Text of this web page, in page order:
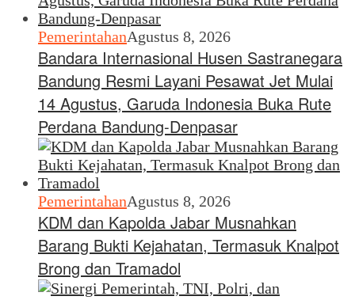
PemerintahanAgustus 8, 2026
Bandara Internasional Husen Sastranegara
Bandung Resmi Layani Pesawat Jet Mulai
14 Agustus, Garuda Indonesia Buka Rute
Perdana Bandung-Denpasar
PemerintahanAgustus 8, 2026
KDM dan Kapolda Jabar Musnahkan
Barang Bukti Kejahatan, Termasuk Knalpot
Brong dan Tramadol